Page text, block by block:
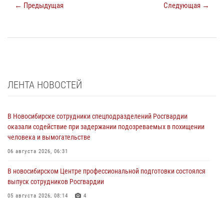
← Предыдущая Следующая →
ЛЕНТА НОВОСТЕЙ
В Новосибирске сотрудники спецподразделений Росгвардии
оказали содействие при задержании подозреваемых в похищении
человека и вымогательстве
06 августа 2026, 06:31
В новосибирском Центре профессиональной подготовки состоялся
выпуск сотрудников Росгвардии
05 августа 2026, 08:14 4